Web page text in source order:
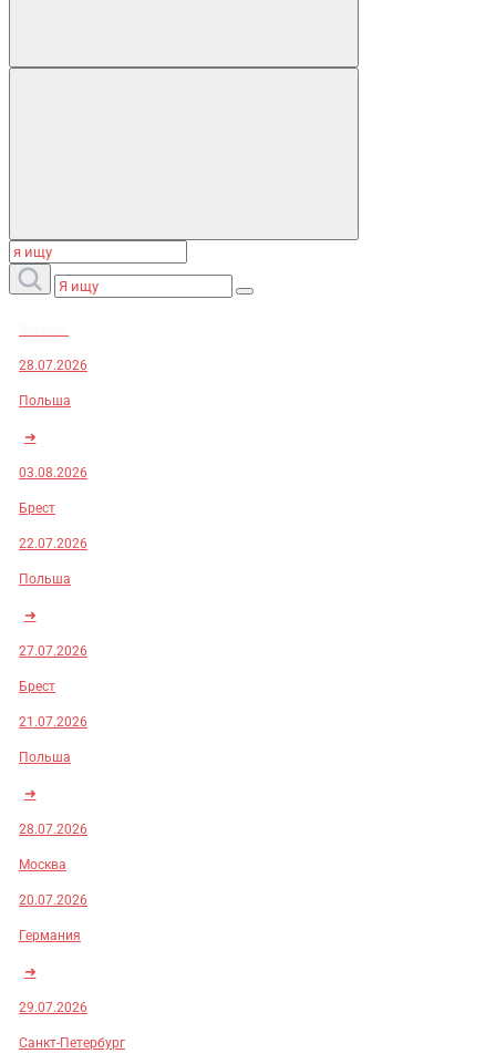
28.07.2026
Польша
➜
03.08.2026
Брест
22.07.2026
Польша
➜
27.07.2026
Брест
21.07.2026
Польша
➜
28.07.2026
Москва
20.07.2026
Германия
➜
29.07.2026
Санкт-Петербург